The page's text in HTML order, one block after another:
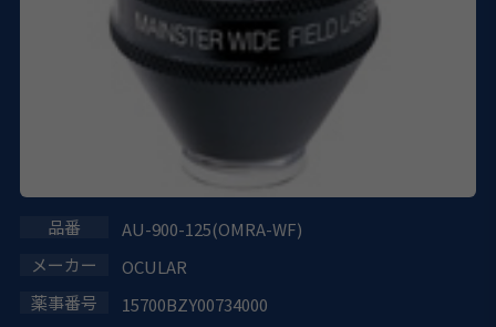
AU-900-125(OMRA-WF)
OCULAR
15700BZY00734000